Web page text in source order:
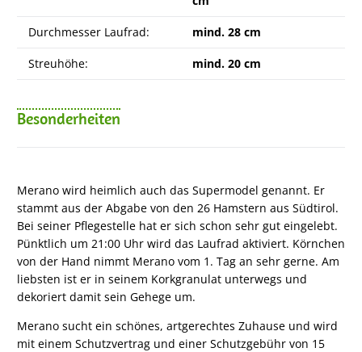
Durchmesser Laufrad: mind. 28 cm
Streuhöhe: mind. 20 cm
Besonderheiten
Merano wird heimlich auch das Supermodel genannt. Er
stammt aus der Abgabe von den 26 Hamstern aus Südtirol.
Bei seiner Pflegestelle hat er sich schon sehr gut eingelebt.
Pünktlich um 21:00 Uhr wird das Laufrad aktiviert. Körnchen
von der Hand nimmt Merano vom 1. Tag an sehr gerne. Am
liebsten ist er in seinem Korkgranulat unterwegs und
dekoriert damit sein Gehege um.
Merano sucht ein schönes, artgerechtes Zuhause und wird
mit einem Schutzvertrag und einer Schutzgebühr von 15